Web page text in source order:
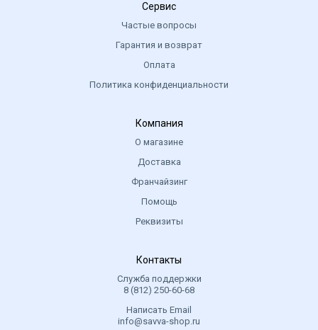
Сервис
Частые вопросы
Гарантия и возврат
Оплата
Политика конфиденциальности
Компания
О магазине
Доставка
Франчайзинг
Помощь
Реквизиты
Контакты
Служба поддержки
8 (812) 250-60-68
Написать Email
info@savva-shop.ru